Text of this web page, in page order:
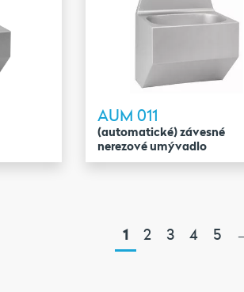
AUM 011
(automatické) závesné
nerezové umývadlo
1 2 3 4 5